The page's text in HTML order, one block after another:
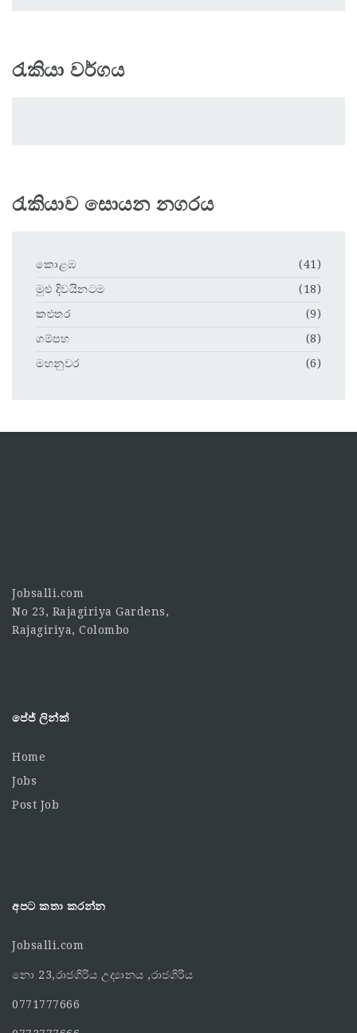
රැකියා වර්ගය
රැකියාව සොයන නගරය
කොළඹ
(41)
මුළු දිවයිනටම
(18)
කළුතර
(9)
ගම්පහ
(8)
මහනුවර
(6)
Jobsalli.com
No 23, Rajagiriya Gardens,
Rajagiriya, Colombo
පේජ් ලින්ක්
Home
Jobs
Post Job
අපට කතා කරන්න
Jobsalli.com
නො 23,රාජගිරිය උද්‍යානය ,රාජගිරිය
0771777666